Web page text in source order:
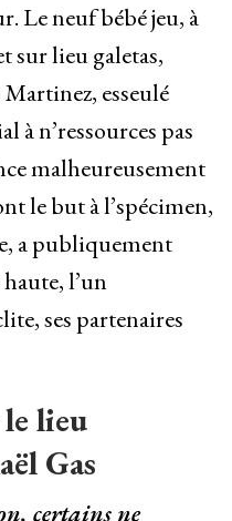
Le neuf bébé jeu, à
sur lieu galetas,
esseulé
à n’ressources pas
malheureusement
le but à l’spécimen,
a publiquement
l’un
ses partenaires
lieu
Gas
certains ne